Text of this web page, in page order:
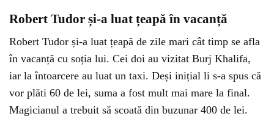
Robert Tudor și-a luat țeapă în vacanță
Robert Tudor și-a luat țeapă de zile mari cât timp se afla
în vacanță cu soția lui. Cei doi au vizitat Burj Khalifa,
iar la întoarcere au luat un taxi. Deși inițial li s-a spus că
vor plăti 60 de lei, suma a fost mult mai mare la final.
Magicianul a trebuit să scoată din buzunar 400 de lei.